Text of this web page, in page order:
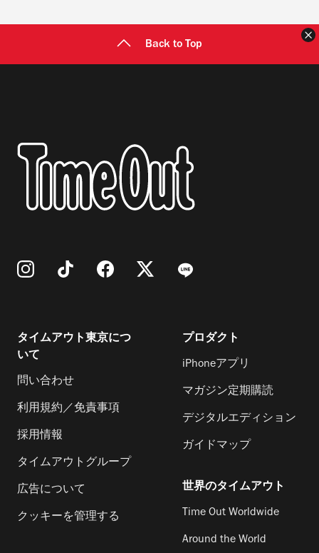
Back to Top
タイムアウト東京につ
いて
問い合わせ
利用規約／免責事項
採用情報
タイムアウトグループ
広告について
クッキーを管理する
プロダクト
iPhoneアプリ
マガジン定期購読
デジタルエディション
ガイドマップ
世界のタイムアウト
Time Out Worldwide
Around the World